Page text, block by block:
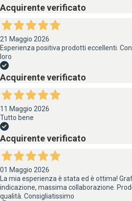
Acquirente verificato
21 Maggio 2026
Esperienza positiva prodotti eccellenti.
loro
Acquirente verificato
11 Maggio 2026
Tutto bene
Acquirente verificato
01 Maggio 2026
La mia esperienza è stata ed è ottima!
indicazione, massima collaborazione.
qualità. Consigliatissimo